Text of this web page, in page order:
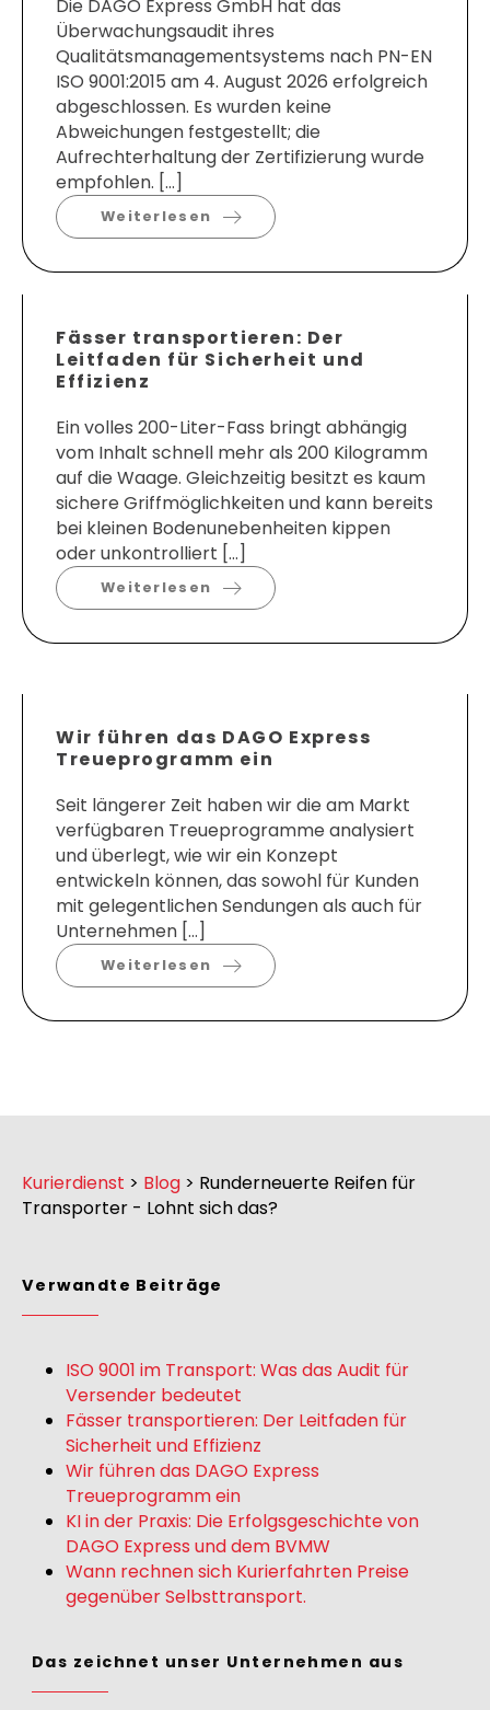
Die DAGO Express GmbH hat das
Überwachungsaudit ihres
Qualitätsmanagementsystems nach PN-EN
ISO 9001:2015 am 4. August 2026 erfolgreich
abgeschlossen. Es wurden keine
Abweichungen festgestellt; die
Aufrechterhaltung der Zertifizierung wurde
empfohlen. […]
Weiterlesen
Fässer transportieren: Der
Leitfaden für Sicherheit und
Effizienz
Ein volles 200-Liter-Fass bringt abhängig
vom Inhalt schnell mehr als 200 Kilogramm
auf die Waage. Gleichzeitig besitzt es kaum
sichere Griffmöglichkeiten und kann bereits
bei kleinen Bodenunebenheiten kippen
oder unkontrolliert […]
Weiterlesen
Wir führen das DAGO Express
Treueprogramm ein
Seit längerer Zeit haben wir die am Markt
verfügbaren Treueprogramme analysiert
und überlegt, wie wir ein Konzept
entwickeln können, das sowohl für Kunden
mit gelegentlichen Sendungen als auch für
Unternehmen […]
Weiterlesen
Kurierdienst > Blog > Runderneuerte Reifen für
Transporter - Lohnt sich das?
Verwandte Beiträge
ISO 9001 im Transport: Was das Audit für
Versender bedeutet
Fässer transportieren: Der Leitfaden für
Sicherheit und Effizienz
Wir führen das DAGO Express
Treueprogramm ein
KI in der Praxis: Die Erfolgsgeschichte von
DAGO Express und dem BVMW
Wann rechnen sich Kurierfahrten Preise
gegenüber Selbsttransport.
Das zeichnet unser Unternehmen aus